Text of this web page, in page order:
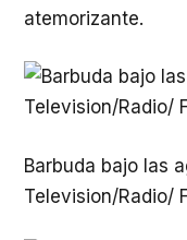
atemorizante.
Barbuda bajo las
Television/Radio/